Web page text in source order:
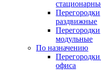
Перегородки
раздвижные
Перегородки
модульные
По назначению
Перегородки
офиса